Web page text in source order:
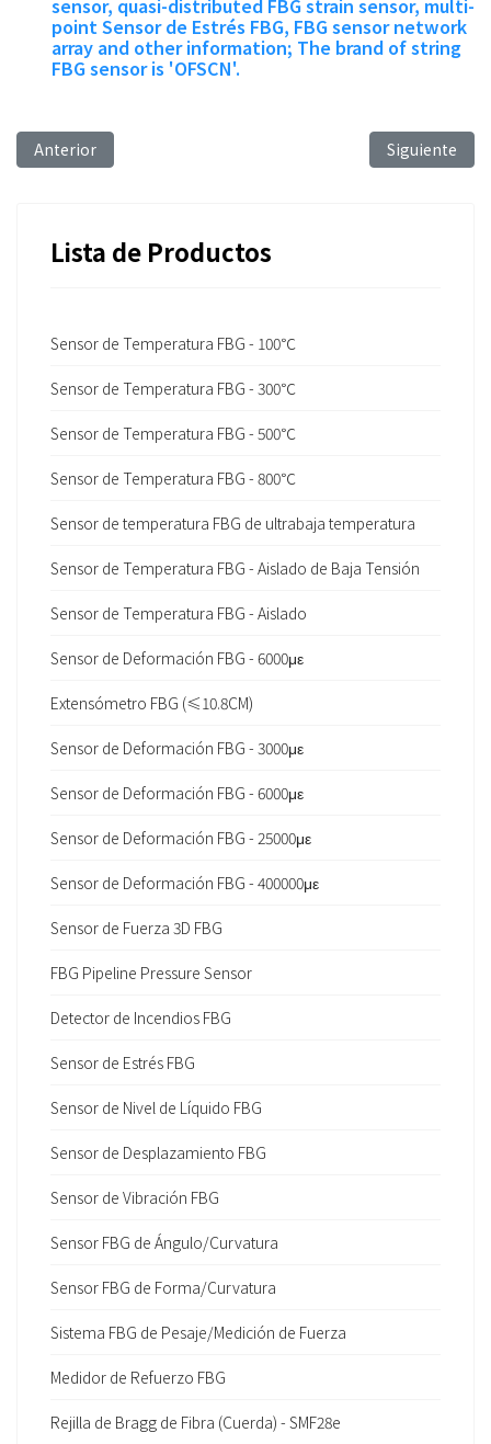
point Sensor de Estrés FBG, FBG sensor network
array and other information; The brand of string
FBG sensor is 'OFSCN'.
Artículo anterior: Wavelength Range of Fiber Bragg Grating
Anterior Artículo
Siguiente
Lista de Productos
Sensor de Temperatura FBG - 100℃
Sensor de Temperatura FBG - 300℃
Sensor de Temperatura FBG - 500℃
Sensor de Temperatura FBG - 800℃
Sensor de temperatura FBG de ultrabaja temperatura
Sensor de Temperatura FBG - Aislado de Baja Tensión
Sensor de Temperatura FBG - Aislado
Sensor de Deformación FBG - 6000με
Extensómetro FBG (≤10.8CM)
Sensor de Deformación FBG - 3000με
Sensor de Deformación FBG - 6000με
Sensor de Deformación FBG - 25000με
Sensor de Deformación FBG - 400000με
Sensor de Fuerza 3D FBG
FBG Pipeline Pressure Sensor
Detector de Incendios FBG
Sensor de Estrés FBG
Sensor de Nivel de Líquido FBG
Sensor de Desplazamiento FBG
Sensor de Vibración FBG
Sensor FBG de Ángulo/Curvatura
Sensor FBG de Forma/Curvatura
Sistema FBG de Pesaje/Medición de Fuerza
Medidor de Refuerzo FBG
Rejilla de Bragg de Fibra (Cuerda) - SMF28e